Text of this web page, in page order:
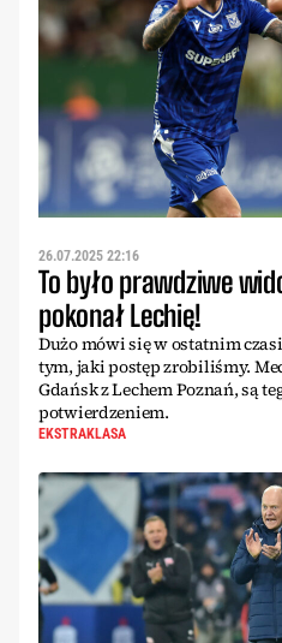
26.07.2025 22:16
To było prawdziwe
pokonał Lechię!
Dużo mówi się w ostatnim
tym, jaki postęp zrobiliśmy.
Gdańsk z Lechem Poznań, są
potwierdzeniem.
EKSTRAKLASA